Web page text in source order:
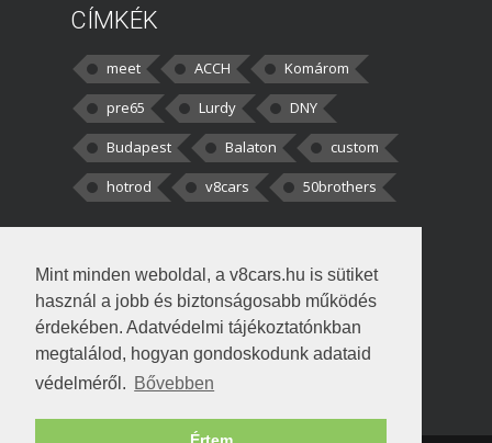
Mint minden weboldal, a v8cars.hu is sütiket
használ a jobb és biztonságosabb működés
érdekében. Adatvédelmi tájékoztatónkban
megtalálod, hogyan gondoskodunk adataid
védelméről. Bővebben
CÍMKÉK
meet ACCH
Komárom
pre65
Lurdy
DNY
Budapest
Balaton
custom
hotrod
v8cars 50brothers
kortisz:Elszúrtam! Én csak két
darabbaal számoltam. Nem tudtam, hogy fél autót,
Béke:
!fasza Örültem is nagyon, amikor